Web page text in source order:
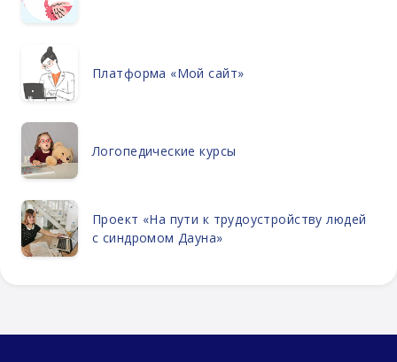
Платформа «Мой сайт»
Логопедические курсы
Проект «На пути к трудоустройству людей
с синдромом Дауна»